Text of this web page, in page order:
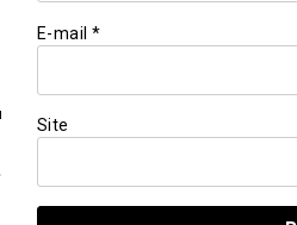
E-mail *
Site